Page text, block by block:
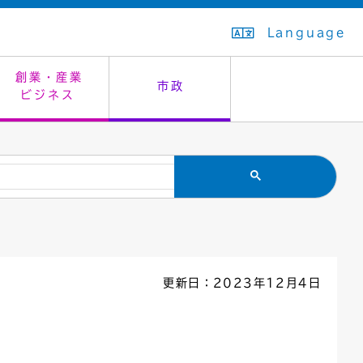
Language
創業・産業
ビジネス
市政
生活排水
市民安全
教育委員会
入学式・卒業式
救急・夜間診療
感染症
施設予約（まつぼっくり）
はたちの集い
指定管理者制度
公共事業の技術監理
議会
オープンデータ
更新日：2023年12月4日